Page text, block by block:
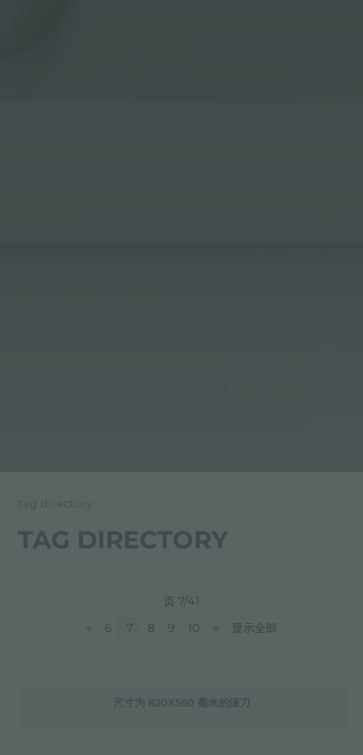
tag directory
TAG DIRECTORY
页 7/41
«
6 7 8 9 10 » 显示全部
尺寸为 820X560 毫米的滚刀